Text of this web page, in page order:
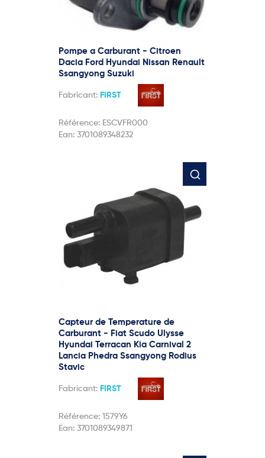
Pompe a Carburant - Citroen
Dacia Ford Hyundai Nissan Renault
Ssangyong Suzuki
Fabricant: FIRST
Référence: ESCVFR000
Ean: 3701089348232
Capteur de Temperature de
Carburant - Fiat Scudo Ulysse
Hyundai Terracan Kia Carnival 2
Lancia Phedra Ssangyong Rodius
Stavic
Fabricant: FIRST
Référence: 1579Y6
Ean: 3701089349871